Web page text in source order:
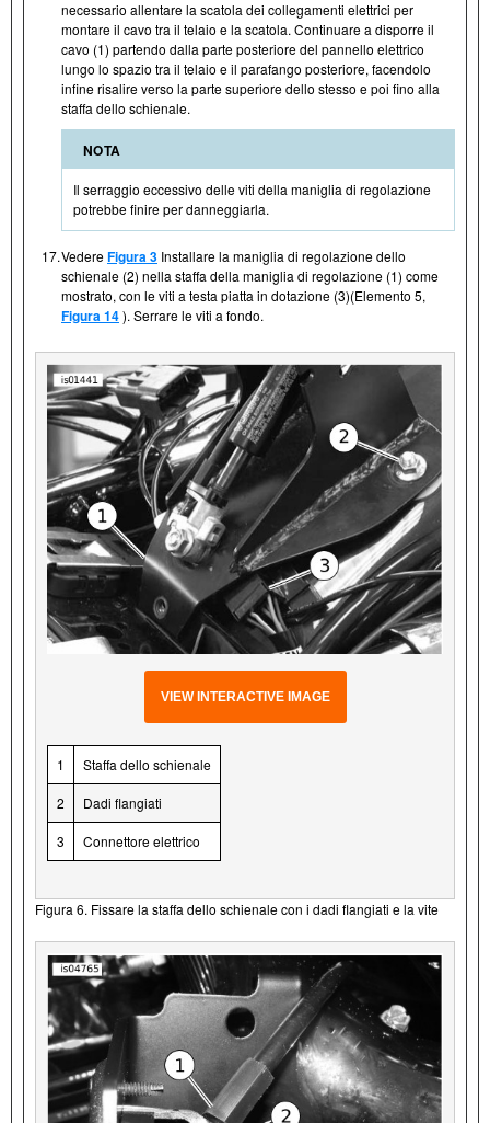
necessario allentare la scatola dei collegamenti elettrici per
montare il cavo tra il telaio e la scatola. Continuare a disporre il
cavo (1) partendo dalla parte posteriore del pannello elettrico
lungo lo spazio tra il telaio e il parafango posteriore, facendolo
infine risalire verso la parte superiore dello stesso e poi fino alla
staffa dello schienale.
NOTA
Il serraggio eccessivo delle viti della maniglia di regolazione
potrebbe finire per danneggiarla.
17.VedereFigura 3 Installare la maniglia di regolazione dello
schienale (2) nella staffa della maniglia di regolazione (1) come
mostrato, con le viti a testa piatta in dotazione (3)(Elemento 5,
Figura 14). Serrare le viti a fondo.
VIEW INTERACTIVE IMAGE
1 Staffa dello schienale
2 Dadi flangiati
3 Connettore elettrico
Figura 6. Fissare la staffa dello schienale con i dadi flangiati e la vite